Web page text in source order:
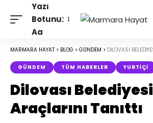
Yazı
Botunu:
Aa
MARMARA HAYAT > BLOG > GÜNDEM > DILOVASI
GÜNDEM TÜM HABERLER YURTIÇI
Dilovası
Araçlarını Tanıttı